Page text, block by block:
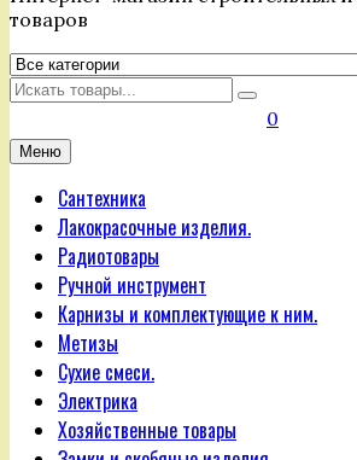
товаров
Искать
0
Меню
Сантехника
Лакокрасочные изделия.
Радиотовары
Ручной инструмент
Карнизы и комплектующие к ним.
Метизы
Сухие смеси.
Электрика
Хозяйственные товары